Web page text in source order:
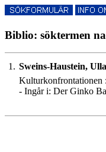
Biblio: söktermen
1. Sweins-Haustein, Ulla
Kulturkonfrontationen
- Ingår i: Der Ginko